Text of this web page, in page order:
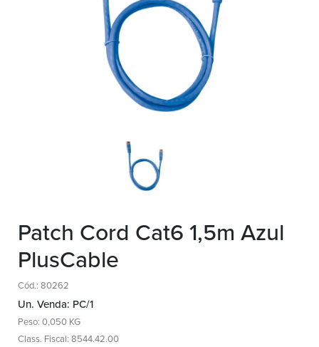
Patch Cord Cat6 1,5m Azul
PlusCable
Cód.: 80262
Un. Venda: PC/1
Peso: 0,050 KG
Class. Fiscal: 8544.42.00